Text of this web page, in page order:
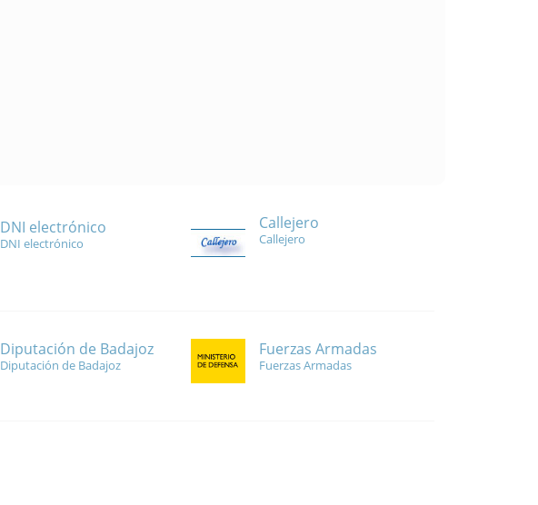
DNI electrónico
DNI electrónico
Callejero
Callejero
Diputación de Badajoz
Diputación de Badajoz
Fuerzas Armadas
Fuerzas Armadas